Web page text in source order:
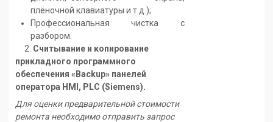
плёночной клавиатуры и т.д.);
Профессиональная чистка с
разбором.
2. Считывание и копирование
прикладного программного
обеспечения «Backup» панелей
оператора HMI, PLC (Siemens).
Для оценки предварительной стоимости
ремонта необходимо отправить запрос